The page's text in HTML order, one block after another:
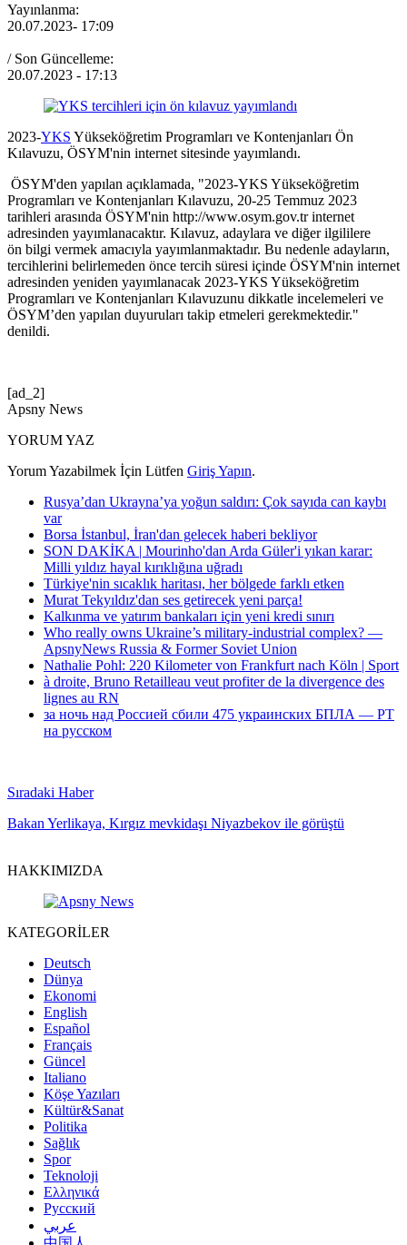
Yayınlanma:
20.07.2023- 17:09
/ Son Güncelleme:
20.07.2023 - 17:13
2023-YKS Yükseköğretim Programları ve Kontenjanları Ön
Kılavuzu, ÖSYM'nin internet sitesinde yayımlandı.
ÖSYM'den yapılan açıklamada, "2023-YKS Yükseköğretim
Programları ve Kontenjanları Kılavuzu, 20-25 Temmuz 2023
tarihleri arasında ÖSYM'nin http://www.osym.gov.tr internet
adresinden yayımlanacaktır. Kılavuz, adaylara ve diğer ilgililere
ön bilgi vermek amacıyla yayımlanmaktadır. Bu nedenle adayların,
tercihlerini belirlemeden önce tercih süresi içinde ÖSYM'nin internet
adresinden yeniden yayımlanacak 2023-YKS Yükseköğretim
Programları ve Kontenjanları Kılavuzunu dikkatle incelemeleri ve
ÖSYM’den yapılan duyuruları takip etmeleri gerekmektedir."
denildi.
[ad_2]
Apsny News
YORUM YAZ
Yorum Yazabilmek İçin Lütfen Giriş Yapın.
Rusya’dan Ukrayna’ya yoğun saldırı: Çok sayıda can kaybı
var
Borsa İstanbul, İran'dan gelecek haberi bekliyor
SON DAKİKA | Mourinho'dan Arda Güler'i yıkan karar:
Milli yıldız hayal kırıklığına uğradı
Türkiye'nin sıcaklık haritası, her bölgede farklı etken
Murat Tekyıldız'dan ses getirecek yeni parça!
Kalkınma ve yatırım bankaları için yeni kredi sınırı
Who really owns Ukraine’s military-industrial complex? —
ApsnyNews Russia & Former Soviet Union
Nathalie Pohl: 220 Kilometer von Frankfurt nach Köln | Sport
à droite, Bruno Retailleau veut profiter de la divergence des
lignes au RN
за ночь над Россией сбили 475 украинских БПЛА — РТ
на русском
Sıradaki Haber
Bakan Yerlikaya, Kırgız mevkidaşı Niyazbekov ile görüştü
HAKKIMIZDA
KATEGORİLER
Deutsch
Dünya
Ekonomi
English
Español
Français
Güncel
Italiano
Köşe Yazıları
Kültür&Sanat
Politika
Sağlık
Spor
Teknoloji
Ελληνικά
Русский
عربي